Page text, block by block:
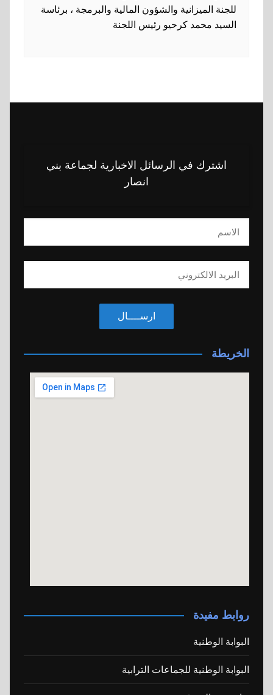
للجنة الميزانية والشؤون المالية والبرمجة ، برئاسة
السيد محمد كرحيو رئيس اللجنة
اشترك في الرسائل الاخبارية لجماعة بني
انصار
ارســــال
الخريطة
روابط مفيدة
البوابة الوطنية
البوابة الوطنية للجماعات الترابية